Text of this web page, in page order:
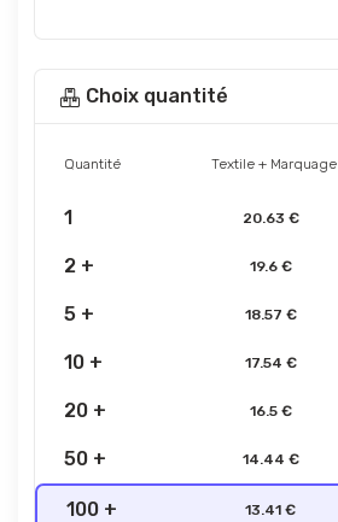
Choix quantité
Quantité Textile + Marquage
1 20.63 €
2 + 19.6 €
5 + 18.57 €
10 + 17.54 €
20 + 16.5 €
50 + 14.44 €
100 + 13.41 €